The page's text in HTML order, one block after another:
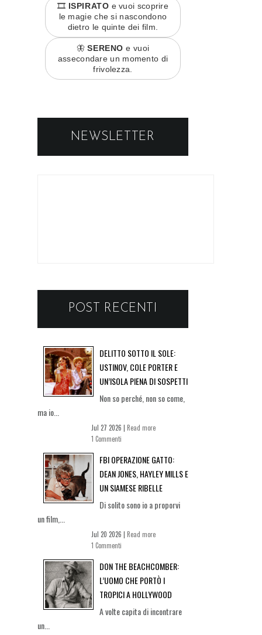
🎞️ ISPIRATO e vuoi scoprire
le magie che si nascondono
dietro le quinte dei film.
🦋SERENO e vuoi
assecondare un momento di
frivolezza.
NEWSLETTER
POST RECENTI
DELITTO SOTTO IL SOLE:
USTINOV, COLE PORTER E
UN’ISOLA PIENA DI SOSPETTI
Non so perché, non so come,
ma io...
Jul 27 2026 | Read more
1 Commenti
FBI OPERAZIONE GATTO:
DEAN JONES, HAYLEY MILLS E
UN SIAMESE RIBELLE
Di solito sono io a proporvi
un film,...
Jul 20 2026 | Read more
1 Commenti
DON THE BEACHCOMBER:
L’UOMO CHE PORTÒ I
TROPICI A HOLLYWOOD
A volte capita di incontrare
un...